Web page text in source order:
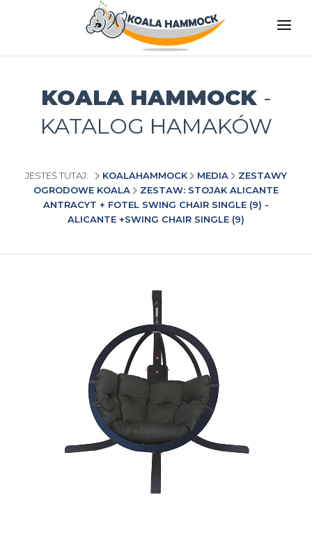
O NAS
GDZIE KUPIĆ
MEDIA
KONTAKT
KOALA HAMMOCK -
KATALOG HAMAKÓW
JESTEŚ TUTAJ: KOALAHAMMOCK MEDIA
ZESTAWY
OGRODOWE KOALA
ZESTAW: STOJAK ALICANTE
ANTRACYT + FOTEL SWING CHAIR SINGLE (9) -
ALICANTE +SWING CHAIR SINGLE (9)